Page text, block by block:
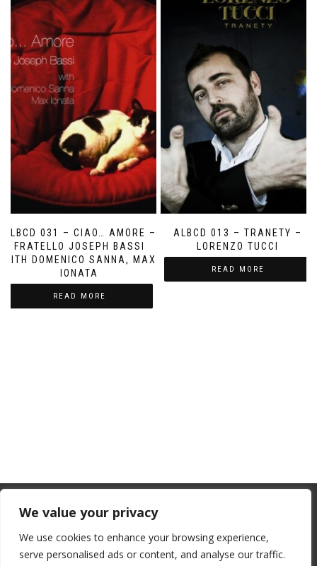
We value your privacy
We use cookies to enhance your browsing experience,
serve personalised ads or content, and analyse our traffic.
ALBCD 031 – CIAO… AMORE –
FRATELLO JOSEPH BASSI
WITH DOMENICO SANNA, MAX
IONATA
READ MORE
ALBCD 013 – TRANETY –
LORENZO TUCCI
READ MORE
From July 1, 2026, the EU will remove
the “de minimis” duty exemption for
imports. Low-value shipments will be
subject to a €3 customs duty per